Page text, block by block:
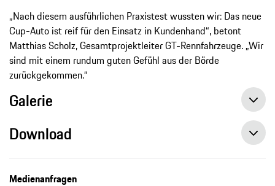
„Nach diesem ausführlichen Praxistest wussten wir: Das neue
Cup-Auto ist reif für den Einsatz in Kundenhand“, betont
Matthias Scholz, Gesamtprojektleiter GT-Rennfahrzeuge. „Wir
sind mit einem rundum guten Gefühl aus der Börde
zurückgekommen.“
Galerie
Download
Medienanfragen